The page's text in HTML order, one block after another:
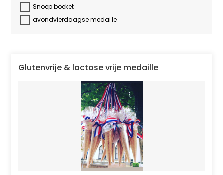
Snoep boeket
avondvierdaagse medaille
Glutenvrije & lactose vrije medaille